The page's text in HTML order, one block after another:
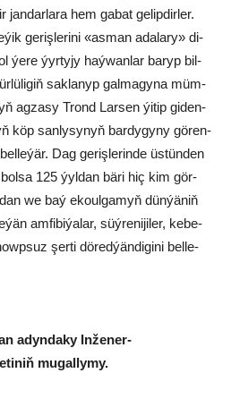
jan­dar­la­ra hem ga­bat ge­lip­dir­ler.
ge­riş­le­ri­ni «as­man ada­la­ry» di­
ýe­re ýyr­ty­jy haý­wan­lar ba­ryp bil­
sak­la­nyp gal­ma­gy­na müm­
ag­za­sy Trond Lar­sen ýi­tip gi­den­
köp san­ly­sy­nyň bar­dy­gy­ny gö­ren­
Dag ge­riş­le­rin­de üs­tün­den
125 ýyl­dan bä­ri hiç kim gör­
we baý ekoul­ga­myň dün­ýä­niň
am­fi­bi­ýa­lar, süý­re­ni­ji­ler, ke­be­
şer­ti dö­red­ýän­di­gi­ni bel­le­
adyn­da­ky In­že­ner-
mu­gal­ly­my.